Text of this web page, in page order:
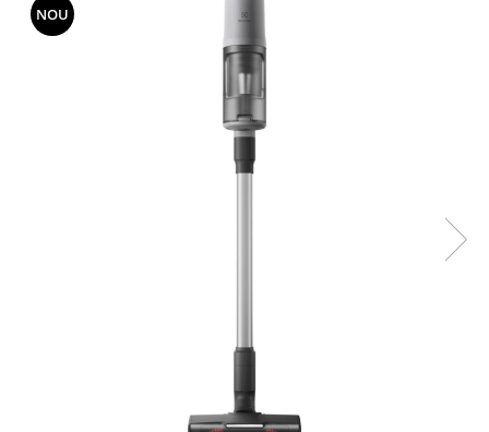
Cuptoare cu microunde
Accesorii si Piese Electrocasnice
NOU